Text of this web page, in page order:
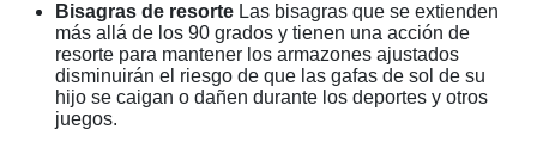
Bisagras de resorte Las bisagras que se extienden
más allá de los 90 grados y tienen una acción de
resorte para mantener los armazones ajustados
disminuirán el riesgo de que las gafas de sol de su
hijo se caigan o dañen durante los deportes y otros
juegos.